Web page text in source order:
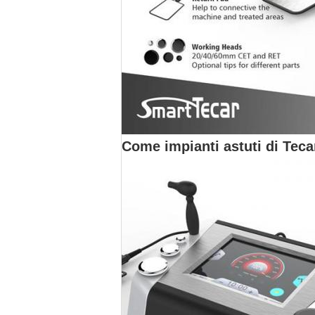
Come impianti astuti di